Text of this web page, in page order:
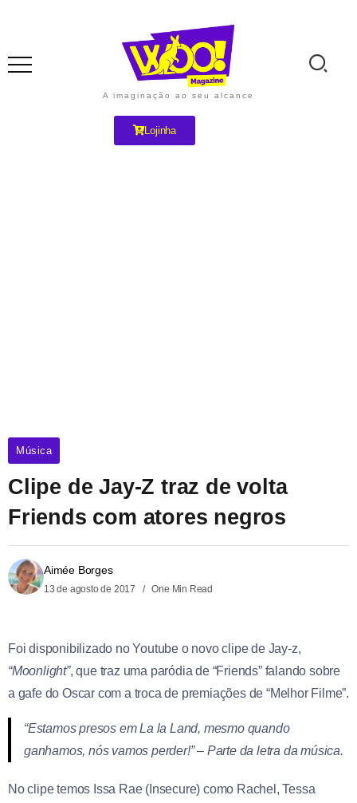
A imaginação ao seu alcance
Lojinha
Música
Clipe de Jay-Z traz de volta
Friends com atores negros
Aimée Borges
13 de agosto de 2017 One Min Read
Foi disponibilizado no Youtube o novo clipe de Jay-z,
“Moonlight”, que traz uma paródia de “Friends” falando sobre
a gafe do Oscar com a troca de premiações de “Melhor Filme”.
“Estamos presos em La la Land, mesmo quando
ganhamos, nós vamos perder!” – Parte da letra da música.
No clipe temos Issa Rae (Insecure) como Rachel, Tessa